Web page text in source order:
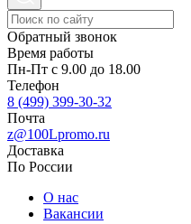
Обратный звонок
Время работы
Пн-Пт с 9.00 до 18.00
Телефон
8 (499) 399-30-32
Почта
z@100Lpromo.ru
Доставка
По России
О нас
Вакансии